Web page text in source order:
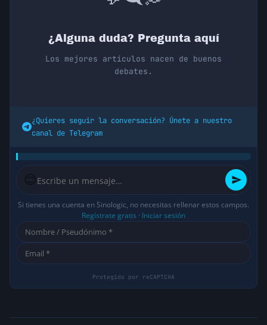
¿Alguna duda? Pregunta aquí
Los mejores artículos nacen de buenos
debates.
¿Quieres seguir la conversación? Únete a nuestro
canal de Telegram
😊
Si tienes una cuenta en Sinologic, no necesitas rellenar estos campos.
Regístrate gratis · Iniciar sesión